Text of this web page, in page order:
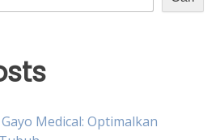
Medical: Optimalkan